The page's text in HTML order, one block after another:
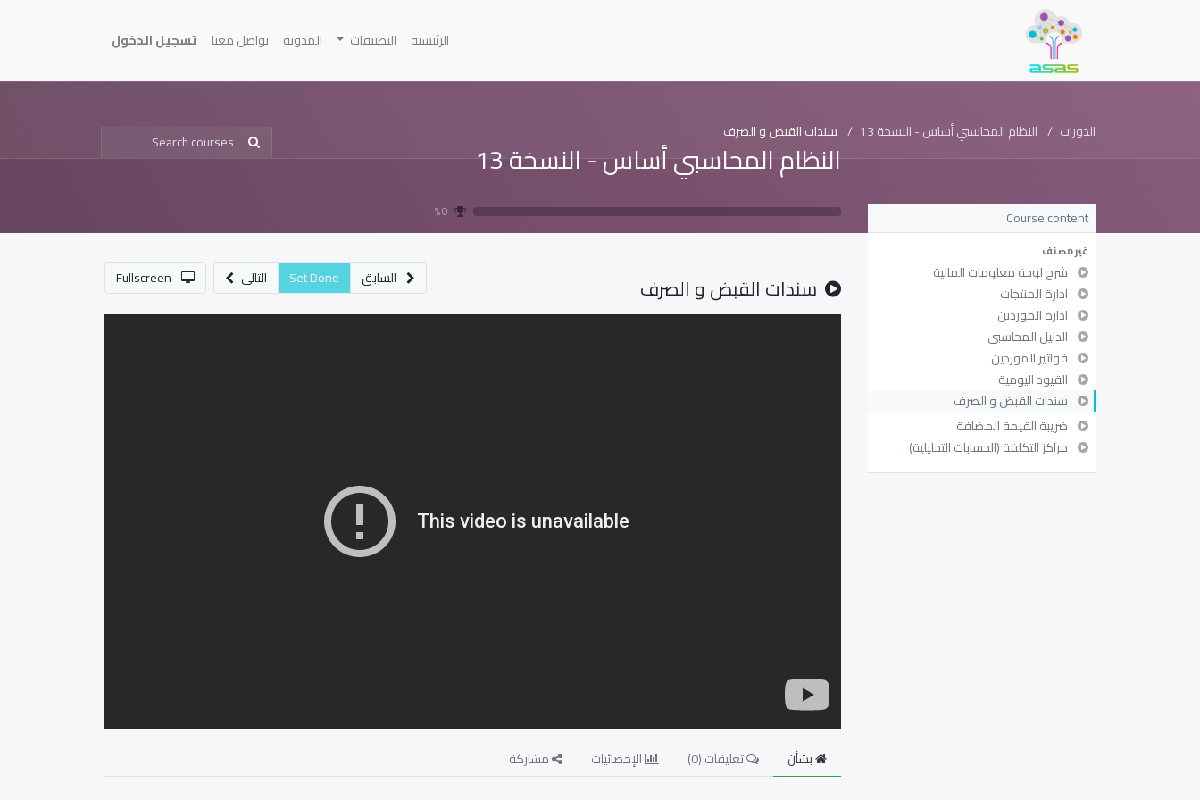
الرئيسية التطبيقات المدونة تواصل معنا تسجيل الدخول
الدورات النظام المحاسبي أساس - النسخة 13 سندات القبض و الصرف
النظام المحاسبي أساس - النسخة 13
0 % Course content
غير مصنف
شرح لوحة معلومات المالية
ادارة المنتجات
ادارة الموردين
الدليل المحاسبي
فواتير الموردين
القيود اليومية
سندات القبض و الصرف
ضريبة القيمة المضافة
مراكز التكلفة (الحسابات التحليلية)
سندات القبض و الصرف السابق Set Done التالي Fullscreen
بشأن تعليقات (0
) الإحصائيات مشاركة